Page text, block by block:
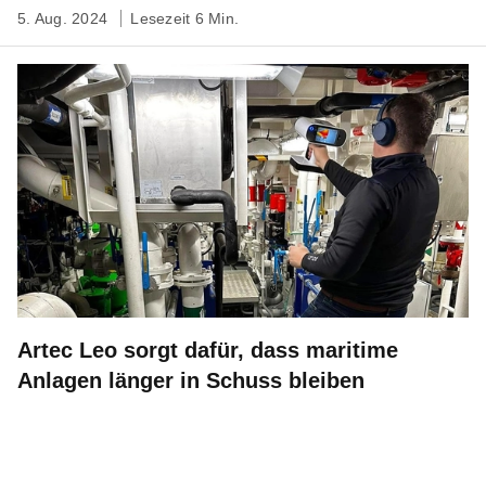
5. Aug. 2024 Lesezeit 6 Min.
Artec Leo sorgt dafür, dass maritime
Anlagen länger in Schuss bleiben